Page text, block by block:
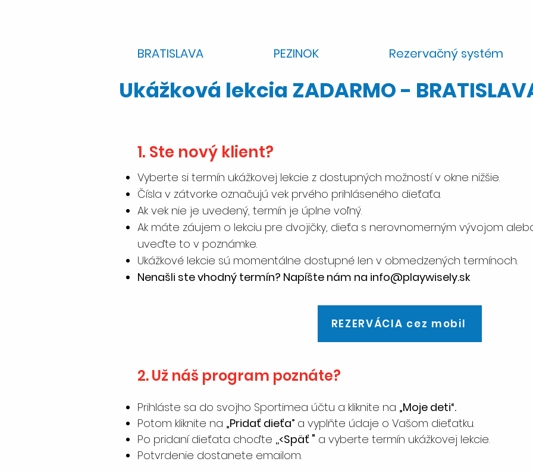
BRATISLAVA PEZINOK Rezervačný systém
Ukážková lekcia ZADARMO -
1. ​Ste nový klient?
Vyberte si termín ukážkovej lekcie z dostupných možností v okne nižšie.
Čísla v zátvorke označujú vek prvého prihláseného dieťaťa.
Ak vek nie je uvedený, termín je úplne voľný.
Ak máte záujem o lekciu pre dvojičky, dieťa s nerovnomerným vývojom
uveďte to v poznámke.
Ukážkové lekcie sú momentálne dostupné len v obmedzených termínoch.
Nenašli ste vhodný termín? Napíšte nám na info@playwisely.sk
2. Už náš program poznáte?
Prihláste sa do svojho Sportimea účtu a kliknite na „Moje deti“.
Potom kliknite na „Pridať dieťa” a vyplňte údaje o Vašom dieťatku.
​Po pridaní dieťata choďte ,,<Späť " a vyberte termín ukážkovej lekcie.
Potvrdenie dostanete emailom.
REZERVÁCIA cez mobil